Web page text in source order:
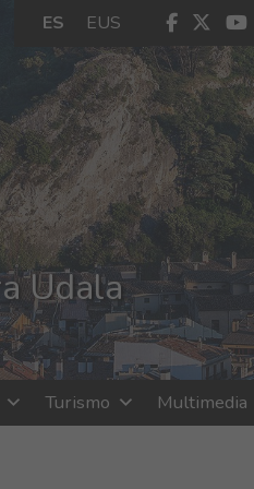
ES EUS
Udala
Turismo Multimedia